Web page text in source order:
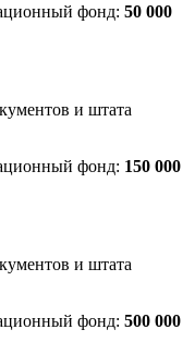
фонд: 50 000
и штата
фонд: 150 000
и штата
фонд: 500 000